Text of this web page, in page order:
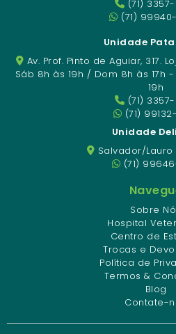
(71)
(71)
Unidade
Av. Prof. Pinto de Aguiar, 317.
Sáb 8h às 19h / Dom 8h às 17h
19h
(71)
(71)
Unidade
Salvador/Lauro
(71)
Sobre
Hospital
Centro de
Trocas e
Política de
Termos &
Blog
Contate-